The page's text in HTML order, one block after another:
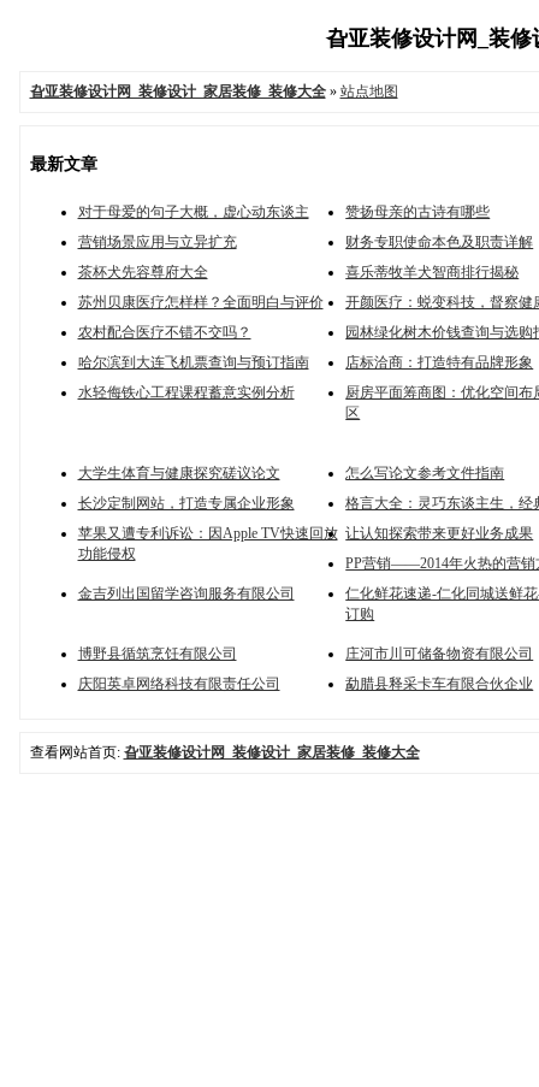
旮亚装修设计网_装
旮亚装修设计网_装修设计_家居装修_装修大全» 站点地图
最新文章
对于母爱的句子大概，虚心动东谈主
赞扬母亲的古诗有哪些
营销场景应用与立异扩充
财务专职使命本色及职责详解
茶杯犬先容尊府大全
喜乐蒂牧羊犬智商排行揭秘
苏州贝康医疗怎样样？全面明白与评价
开颜医疗：蜕变科技，督察健
农村配合医疗不错不交吗？
园林绿化树木价钱查询与选购
哈尔滨到大连飞机票查询与预订指南
店标洽商：打造特有品牌形象
水轻侮铁心工程课程蓄意实例分析
厨房平面筹商图：优化空间布
区
大学生体育与健康探究磋议论文
怎么写论文参考文件指南
长沙定制网站，打造专属企业形象
格言大全：灵巧东谈主生，经
苹果又遭专利诉讼：因Apple TV快速回放
功能侵权
让认知探索带来更好业务成果
PP营销——2014年火热的营销
金吉列出国留学咨询服务有限公司
仁化鲜花速递-仁化同城送鲜
订购
博野县循筑烹饪有限公司
庄河市川可储备物资有限公司
庆阳英卓网络科技有限责任公司
勐腊县释采卡车有限合伙企业
查看网站首页: 旮亚装修设计网_装修设计_家居装修_装修大全